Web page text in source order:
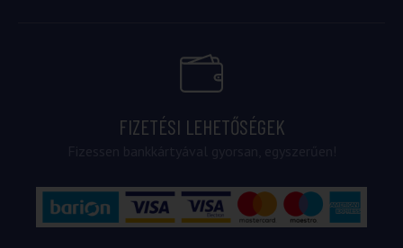
FIZETÉSI LEHETŐSÉGEK